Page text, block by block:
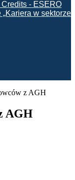
w sektorze
z AGH
AGH